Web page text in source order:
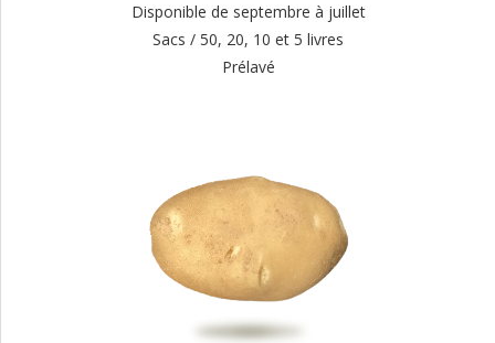
Disponible de septembre à juillet
Sacs / 50, 20, 10 et 5 livres
Prélavé